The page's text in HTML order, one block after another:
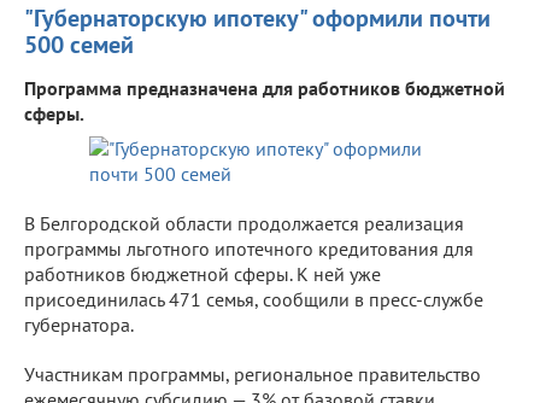
"Губернаторскую ипотеку" оформили почти
500 семей
Программа предназначена для работников бюджетной
сферы.
В Белгородской области продолжается реализация
программы льготного ипотечного кредитования для
работников бюджетной сферы. К ней уже
присоединилась 471 семья, сообщили в пресс-службе
губернатора.
Участникам программы, региональное правительство